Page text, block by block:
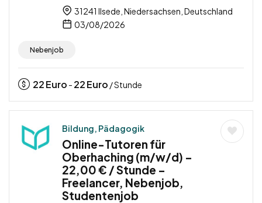
31241 Ilsede, Niedersachsen, Deutschland
03/08/2026
Nebenjob
22Euro - 22Euro / Stunde
Bildung, Pädagogik
Online-Tutoren für
Oberhaching (m/w/d) –
22,00 € / Stunde –
Freelancer, Nebenjob,
Studentenjob